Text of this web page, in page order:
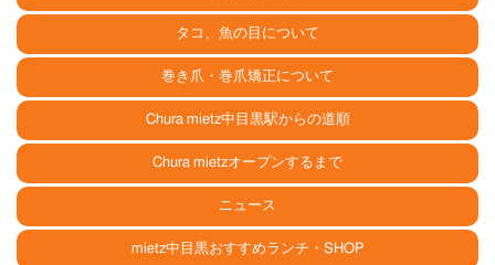
タコ、魚の目について
巻き爪・巻爪矯正について
Chura mietz中目黒駅からの道順
Chura mietzオープンするまで
ニュース
mietz中目黒おすすめランチ・SHOP